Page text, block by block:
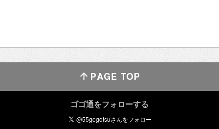
ゴゴ通をフォローする